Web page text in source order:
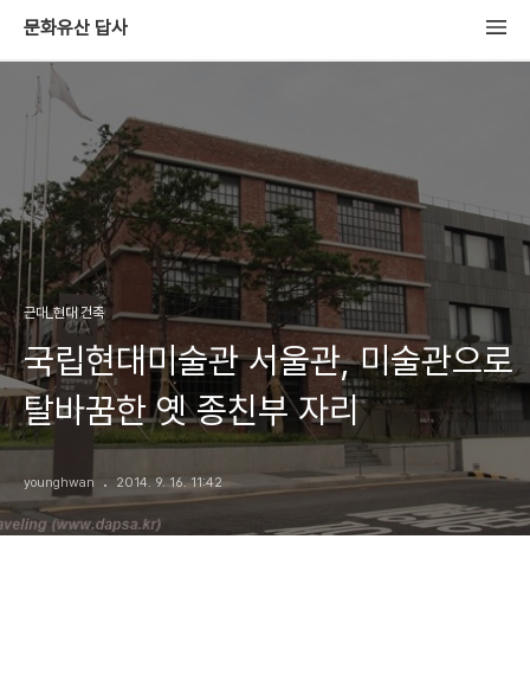
문화유산 답사
근대_현대 건축
국립현대미술관 서울관, 미술관으로
탈바꿈한 옛 종친부 자리
younghwan 2014. 9. 16. 11:42